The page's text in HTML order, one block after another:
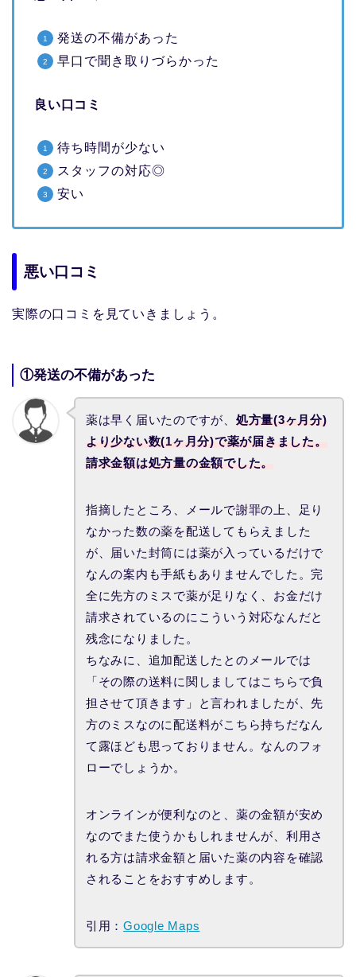
発送の不備があった
早口で聞き取りづらかった
良い口コミ
待ち時間が少ない
スタッフの対応◎
安い
悪い口コミ
実際の口コミを見ていきましょう。
①発送の不備があった
薬は早く届いたのですが、 処方量(3ヶ月分)
より少ない数(1ヶ月分)で薬が届きました。
請求金額は処方量の金額でした。
指摘したところ、メールで謝罪の上、足り
なかった数の薬を配送してもらえました
が、届いた封筒には薬が入っているだけで
なんの案内も手紙もありませんでした。完
全に先方のミスで薬が足りなく、お金だけ
請求されているのにこういう対応なんだと
残念になりました。
ちなみに、追加配送したとのメールでは
「その際の送料に関しましてはこちらで負
担させて頂きます」と言われましたが、先
方のミスなのに配送料がこちら持ちだなん
て露ほども思っておりません。なんのフォ
ローでしょうか。
オンラインが便利なのと、薬の金額が安め
なのでまた使うかもしれませんが、利用さ
れる方は請求金額と届いた薬の内容を確認
されることをおすすめします。
引用：Google Maps